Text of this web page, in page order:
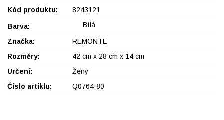
Kód produktu:
8243121
Barva: Bílá
Značka:
REMONTE
Rozměry:
42 cm x 28 cm x 14 cm
Určení:
Ženy
Číslo artiklu:
Q0764-80